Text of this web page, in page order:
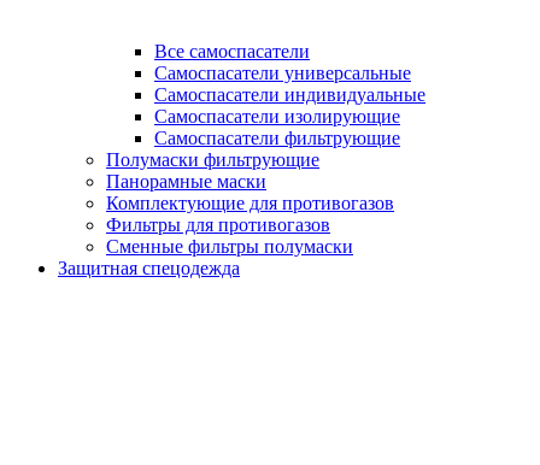
Все самоспасатели
Самоспасатели универсальные
Самоспасатели индивидуальные
Самоспасатели изолирующие
Самоспасатели фильтрующие
Полумаски фильтрующие
Панорамные маски
Комплектующие для противогазов
Фильтры для противогазов
Сменные фильтры полумаски
Защитная спецодежда